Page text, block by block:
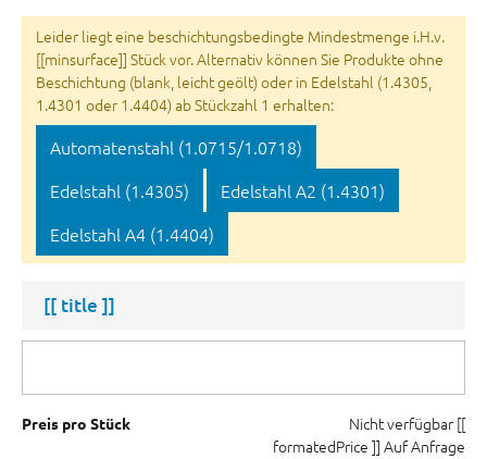
Leider liegt eine beschichtungsbedingte Mindestmenge i.H.v.
[[minsurface]] Stück vor. Alternativ können Sie Produkte ohne
Beschichtung (blank, leicht geölt) oder in Edelstahl (1.4305,
1.4301 oder 1.4404) ab Stückzahl 1 erhalten:
Automatenstahl (1.0715/1.0718)
Edelstahl (1.4305)
Edelstahl A2 (1.4301)
Edelstahl A4 (1.4404)
[[ title ]]
Preis pro Stück Nicht verfügbar [[
formatedPrice ]] Auf Anfrage